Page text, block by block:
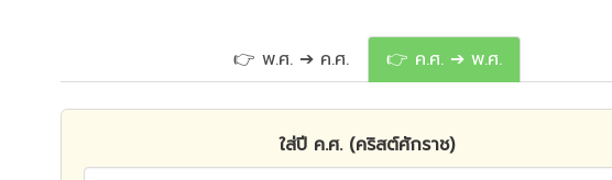
👉 พ.ศ. ➔ ค.ศ. 👉 ค.ศ. ➔ พ.ศ.
ใส่ปี ค.ศ. (คริสต์ศักราช)